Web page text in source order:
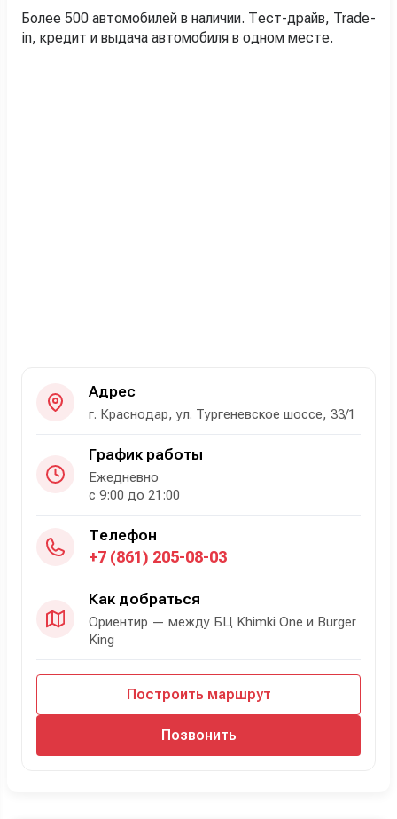
Более 500 автомобилей в наличии. Тест-драйв, Trade-
in, кредит и выдача автомобиля в одном месте.
Адрес
г. Краснодар, ул. Тургеневское шоссе, 33/1
График работы
Ежедневно
с 9:00 до 21:00
Телефон
+7 (861) 205-08-03
Как добраться
Ориентир — между БЦ Khimki One и Burger
King
Построить маршрут
Позвонить